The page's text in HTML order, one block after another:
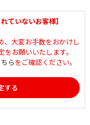
ていないお客様】
、大変お手数をおかけし
お願いいたします。
らをご確認ください。
する